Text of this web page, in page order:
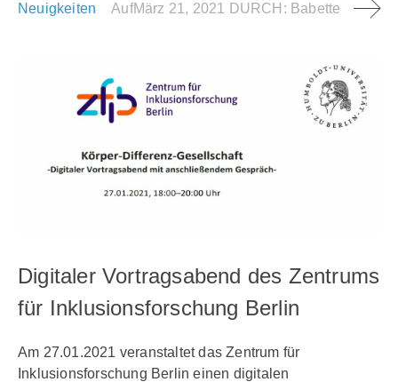
Neuigkeiten AufMärz 21, 2021 DURCH: Babette
Digitaler Vortragsabend des Zentrums
für Inklusionsforschung Berlin
Am 27.01.2021 veranstaltet das Zentrum für
Inklusionsforschung Berlin einen digitalen